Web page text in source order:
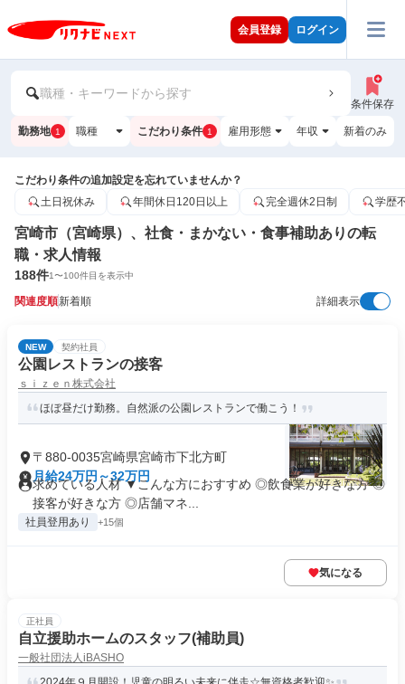
会員登録 ログイン
職種・キーワードから探す
条件保存
勤務地 1 職種 こだわり条件 1 雇用形態 年収 新着のみ
こだわり条件の追加設定を忘れていませんか？
土日祝休み
年間休日120日以上 完全週休2日制 学歴
宮崎市（宮崎県）、社食・まかない・食事補助ありの転
職・求人情報
188件1〜100件目を表示中
関連度順新着順 詳細表示
NEW 契約社員
公園レストランの接客
ｓｉｚｅｎ株式会社
ほぼ昼だけ勤務。自然派の公園レストランで働こう！
〒880-0035宮崎県宮崎市下北方町
月給24万円～32万円
求めている人材 ▼こんな方におすすめ ◎飲食業が好きな方 ◎
接客が好きな方 ◎店舗マネ...
社員登用あり +15個
気になる
正社員
自立援助ホームのスタッフ(補助員)
一般社団法人iBASHO